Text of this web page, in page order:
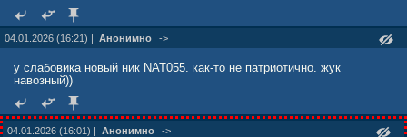
04.01.2026 (16:21) | Анонимно ->
у слабовика новый ник NAT055. как-то не патриотично. жук
навозный))
04.01.2026 (16:01) | Анонимно ->